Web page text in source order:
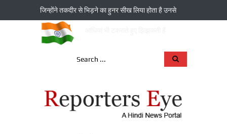
जिन्‍होंने तकदीर से भिड़ने का हुनर सीख लिया होता है उनसे